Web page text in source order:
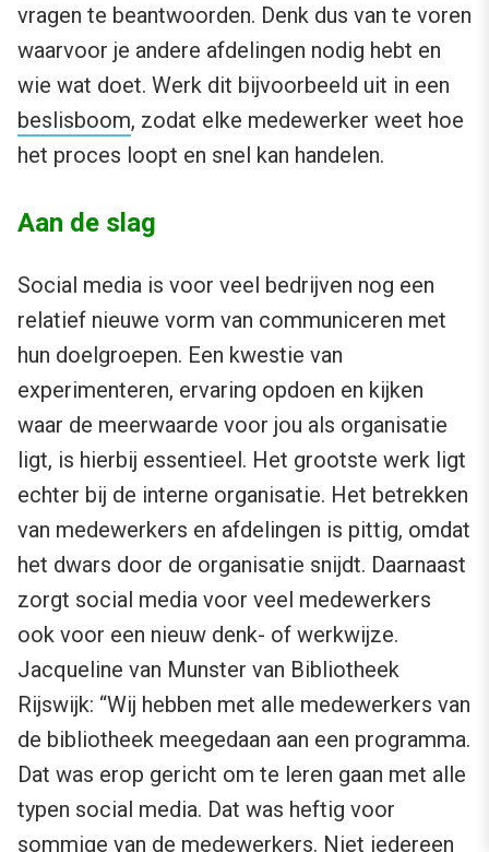
vragen te beantwoorden. Denk dus van te voren
waarvoor je andere afdelingen nodig hebt en
wie wat doet. Werk dit bijvoorbeeld uit in een
beslisboom, zodat elke medewerker weet hoe
het proces loopt en snel kan handelen.
Aan de slag
Social media is voor veel bedrijven nog een
relatief nieuwe vorm van communiceren met
hun doelgroepen. Een kwestie van
experimenteren, ervaring opdoen en kijken
waar de meerwaarde voor jou als organisatie
ligt, is hierbij essentieel. Het grootste werk ligt
echter bij de interne organisatie. Het betrekken
van medewerkers en afdelingen is pittig, omdat
het dwars door de organisatie snijdt. Daarnaast
zorgt social media voor veel medewerkers
ook voor een nieuw denk- of werkwijze.
Jacqueline van Munster van Bibliotheek
Rijswijk: “Wij hebben met alle medewerkers van
de bibliotheek meegedaan aan een programma.
Dat was erop gericht om te leren gaan met alle
typen social media. Dat was heftig voor
sommige van de medewerkers. Niet iedereen